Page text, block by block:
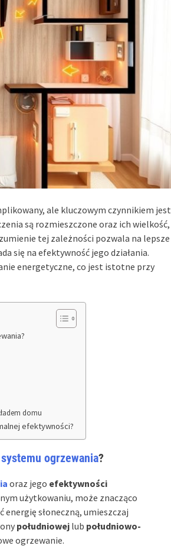
ale kluczowym czynnikiem jest
są rozmieszczone oraz ich wielkość,
tej zależności pozwala na lepsze
się na efektywność jego działania.
energetyczne, co jest istotne przy
domu
efektywności?
ogrzewania?
oraz jego efektywności
użytkowaniu, może znacząco
energię słoneczną, umieszczaj
południowej lub południowo-
ogrzewanie.